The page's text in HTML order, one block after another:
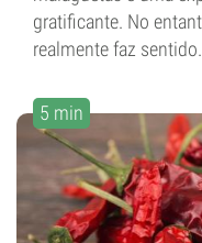
gratificante. No
realmente faz
5 min